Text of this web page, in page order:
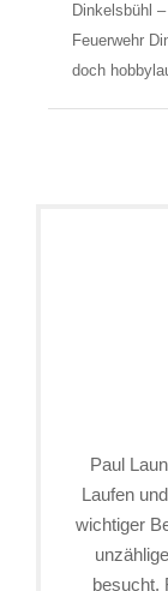
Dinkelsbühl
Feuerwehr
doch
Paul
Laufen
wichtiger
besucht.